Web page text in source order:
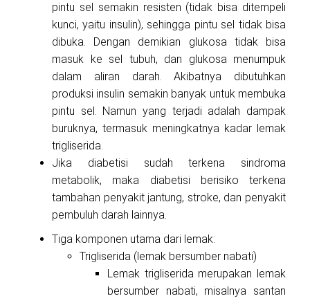
pintu sel semakin resisten (tidak bisa ditempeli
kunci, yaitu insulin), sehingga pintu sel tidak bisa
dibuka. Dengan demikian glukosa tidak bisa
masuk ke sel tubuh, dan glukosa menumpuk
dalam aliran darah. Akibatnya dibutuhkan
produksi insulin semakin banyak untuk membuka
pintu sel. Namun yang terjadi adalah dampak
buruknya, termasuk meningkatnya kadar lemak
trigliserida.
Jika diabetisi sudah terkena sindroma
metabolik, maka diabetisi berisiko terkena
tambahan penyakit jantung, stroke, dan penyakit
pembuluh darah lainnya.
Tiga komponen utama dari lemak:
Trigliserida (lemak bersumber nabati)
Lemak trigliserida merupakan lemak
bersumber nabati, misalnya santan